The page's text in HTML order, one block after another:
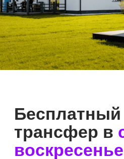
Трансфер на 9.08
Экскурсии по
Трансфер на 8.08
От коттеджа
до загородной
квартиры